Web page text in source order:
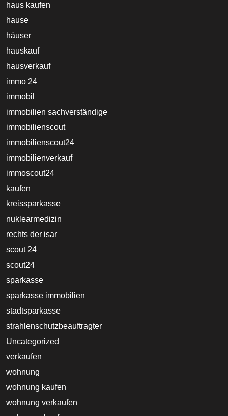
haus kaufen
hause
häuser
hauskauf
hausverkauf
immo 24
immobil
immobilien sachverständige
immobilienscout
immobilienscout24
immobilienverkauf
immoscout24
kaufen
kreissparkasse
nuklearmedizin
rechts der isar
scout 24
scout24
sparkasse
sparkasse immobilien
stadtsparkasse
strahlenschutzbeauftragter
Uncategorized
verkaufen
wohnung
wohnung kaufen
wohnung verkaufen